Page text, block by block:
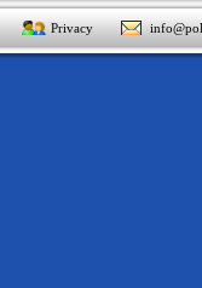
Privacy